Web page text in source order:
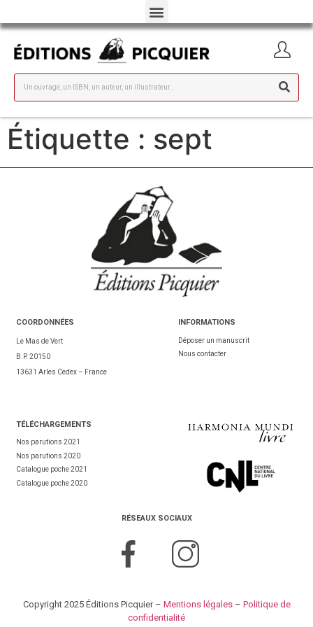
Étiquette : sept
COORDONNÉES
Le Mas de Vert
B.P. 20150
13631 Arles Cedex – France
INFORMATIONS
Déposer un manuscrit
Nous contacter
TÉLÉCHARGEMENTS
Nos parutions 2021
Nos parutions 2020
Catalogue poche 2021
Catalogue poche 2020
RÉSEAUX SOCIAUX
Copyright 2025 Éditions Picquier – Mentions légales– Politique de
confidentialité